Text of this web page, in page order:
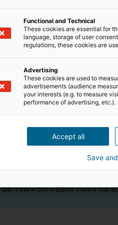
factures doivent
n’est pas
la zone réservée
293 B du CGI » est
TVA » ou « sans TVA » ne
Functional and Technical
These cookies are essential for
language, storage of user
regulations, these cookies are
Advertising
These cookies are used to
advertisements (audience
your interests (e.g. to measure
performance of advertising, etc.).
Accept all
Save